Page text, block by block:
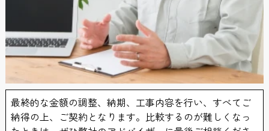
最終的な金額の調整、納期、工事内容を行い、すべてご
納得の上、ご契約となります。比較するのが難しくなっ